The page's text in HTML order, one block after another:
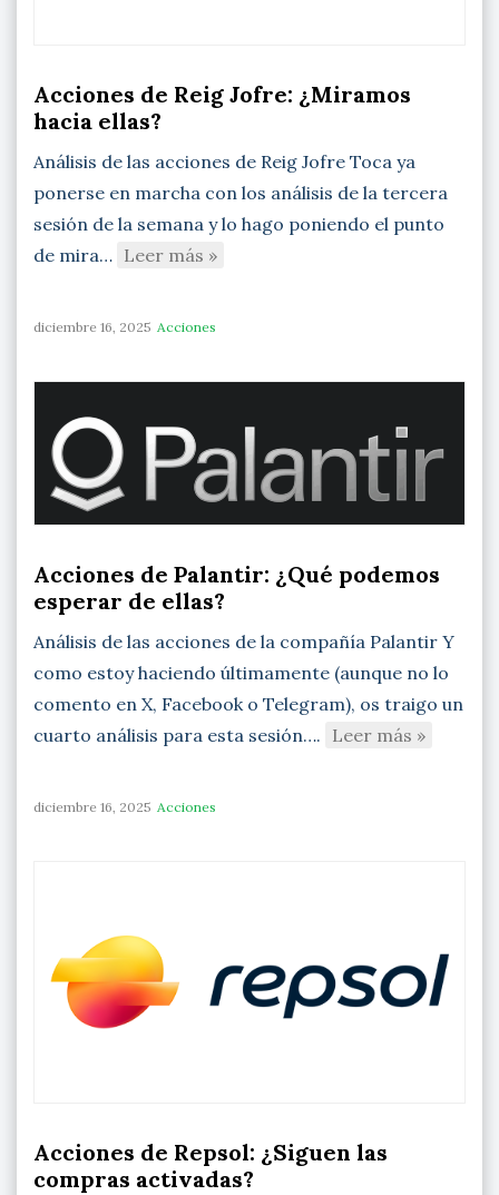
Acciones de Reig Jofre: ¿Miramos
hacia ellas?
Análisis de las acciones de Reig Jofre Toca ya
ponerse en marcha con los análisis de la tercera
sesión de la semana y lo hago poniendo el punto
de mira… Leer más »
diciembre 16, 2025 Acciones
Acciones de Palantir: ¿Qué podemos
esperar de ellas?
Análisis de las acciones de la compañía Palantir Y
como estoy haciendo últimamente (aunque no lo
comento en X, Facebook o Telegram), os traigo un
cuarto análisis para esta sesión…. Leer más »
diciembre 16, 2025 Acciones
Acciones de Repsol: ¿Siguen las
compras activadas?